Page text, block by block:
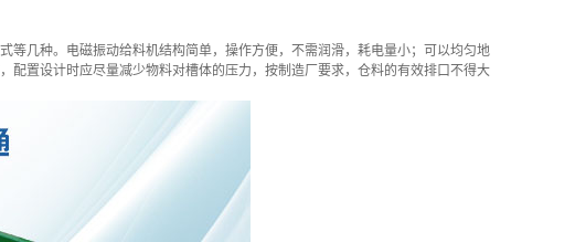
等几种。电磁振动给料机结构简单，操作方便，不需润滑，耗电量小；可以均匀地
配置设计时应尽量减少物料对槽体的压力，按制造厂要求，仓料的有效排口不得大